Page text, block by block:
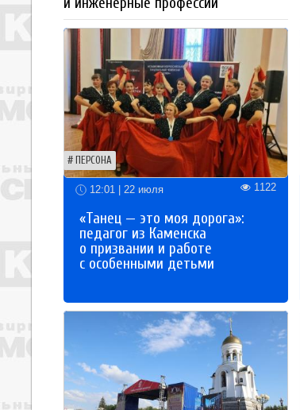
ПЕРСОНА
12:01 | 22 июля 1122
«Танец — это моя дорога»:
педагог из Каменска
о призвании и работе
с особенными детьми